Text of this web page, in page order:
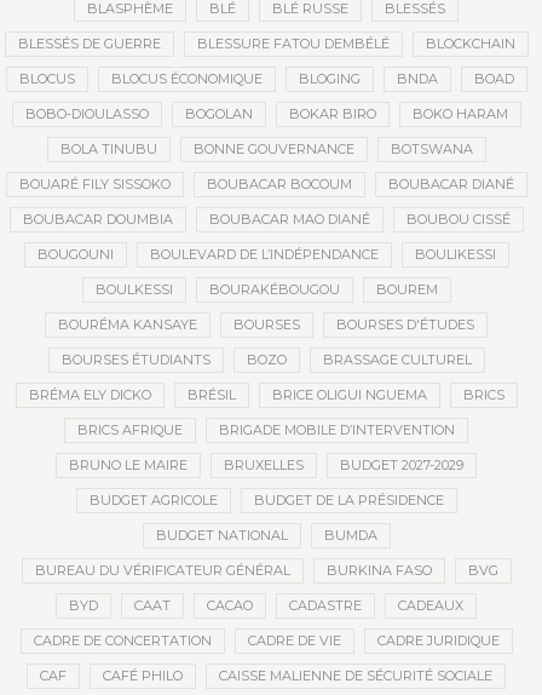
BLASPHÈME BLÉ BLÉ RUSSE BLESSÉS
BLESSÉS DE GUERRE BLESSURE FATOU DEMBÉLÉ BLOCKCHAIN
BLOCUS BLOCUS ÉCONOMIQUE BLOGING BNDA BOAD
BOBO-DIOULASSO BOGOLAN BOKAR BIRO BOKO HARAM
BOLA TINUBU BONNE GOUVERNANCE BOTSWANA
BOUARÉ FILY SISSOKO BOUBACAR BOCOUM BOUBACAR DIANÉ
BOUBACAR DOUMBIA BOUBACAR MAO DIANÉ BOUBOU CISSÉ
BOUGOUNI BOULEVARD DE L’INDÉPENDANCE BOULIKESSI
BOULKESSI BOURAKÉBOUGOU BOUREM
BOURÉMA KANSAYE BOURSES BOURSES D'ÉTUDES
BOURSES ÉTUDIANTS BOZO BRASSAGE CULTUREL
BRÉMA ELY DICKO BRÉSIL BRICE OLIGUI NGUEMA BRICS
BRICS AFRIQUE BRIGADE MOBILE D’INTERVENTION
BRUNO LE MAIRE BRUXELLES BUDGET 2027-2029
BUDGET AGRICOLE BUDGET DE LA PRÉSIDENCE
BUDGET NATIONAL BUMDA
BUREAU DU VÉRIFICATEUR GÉNÉRAL BURKINA FASO BVG
BYD CAAT CACAO CADASTRE CADEAUX
CADRE DE CONCERTATION CADRE DE VIE CADRE JURIDIQUE
CAF CAFÉ PHILO CAISSE MALIENNE DE SÉCURITÉ SOCIALE